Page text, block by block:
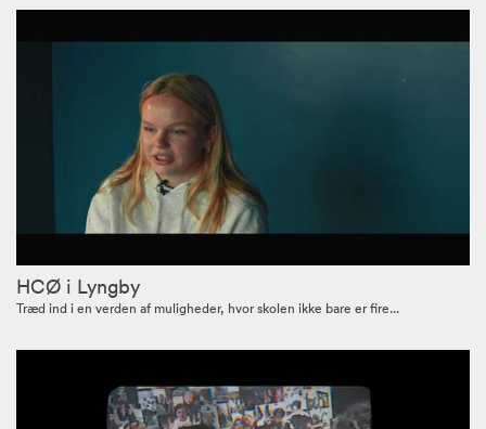
HCØ i Lyngby
Træd ind i en verden af muligheder, hvor skolen ikke bare er fire...